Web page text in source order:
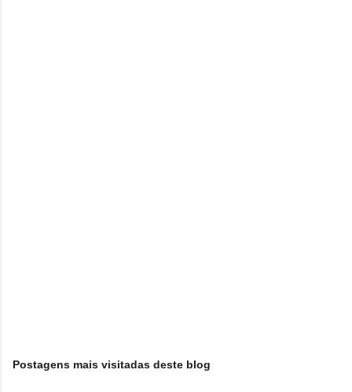
Postagens mais visitadas deste blog